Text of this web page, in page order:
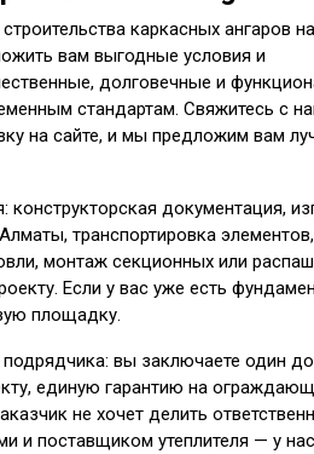
каркасных ангаров
вам выгодные условия и
долговечные и
стандартам. Свяжитесь с
на сайте, и мы предложим вам
документация,
транспортировка
монтаж секционных или
Если у вас уже есть
площадку.
вы заключаете один
единую гарантию на
не хочет делить
и поставщиком утеплителя — у